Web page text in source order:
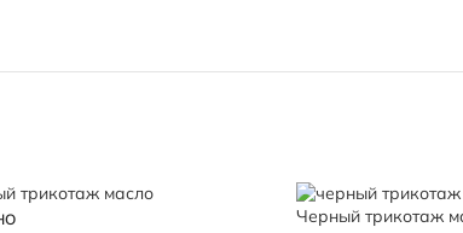
Черный трикотаж